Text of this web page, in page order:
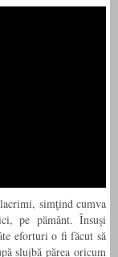
simţind cumva
pe pământ. Însuşi
eforturi o fi făcut să
slujbă părea oricum